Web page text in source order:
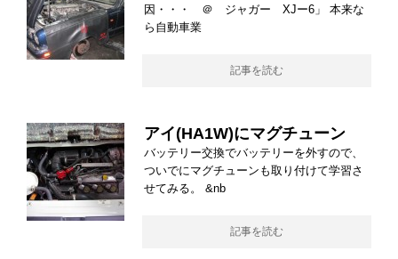
因・・・ ＠ ジャガー XJー6」 本来な
ら自動車業
記事を読む
アイ(HA1W)にマグチューン
バッテリー交換でバッテリーを外すので、
ついでにマグチューンも取り付けて学習さ
せてみる。 &nb
記事を読む